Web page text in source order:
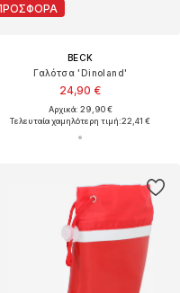
BECK
Γαλότσα 'Dinoland'
24,90 €
Αρχικά: 29,90 €
Τελευταία χαμηλότερη τιμή:22,41 €